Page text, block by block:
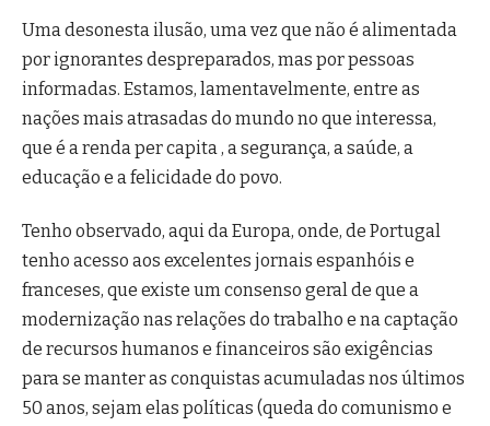
Uma desonesta ilusão, uma vez que não é alimentada
por ignorantes despreparados, mas por pessoas
informadas. Estamos, lamentavelmente, entre as
nações mais atrasadas do mundo no que interessa,
que é a renda per capita , a segurança, a saúde, a
educação e a felicidade do povo.
Tenho observado, aqui da Europa, onde, de Portugal
tenho acesso aos excelentes jornais espanhóis e
franceses, que existe um consenso geral de que a
modernização nas relações do trabalho e na captação
de recursos humanos e financeiros são exigências
para se manter as conquistas acumuladas nos últimos
50 anos, sejam elas políticas (queda do comunismo e